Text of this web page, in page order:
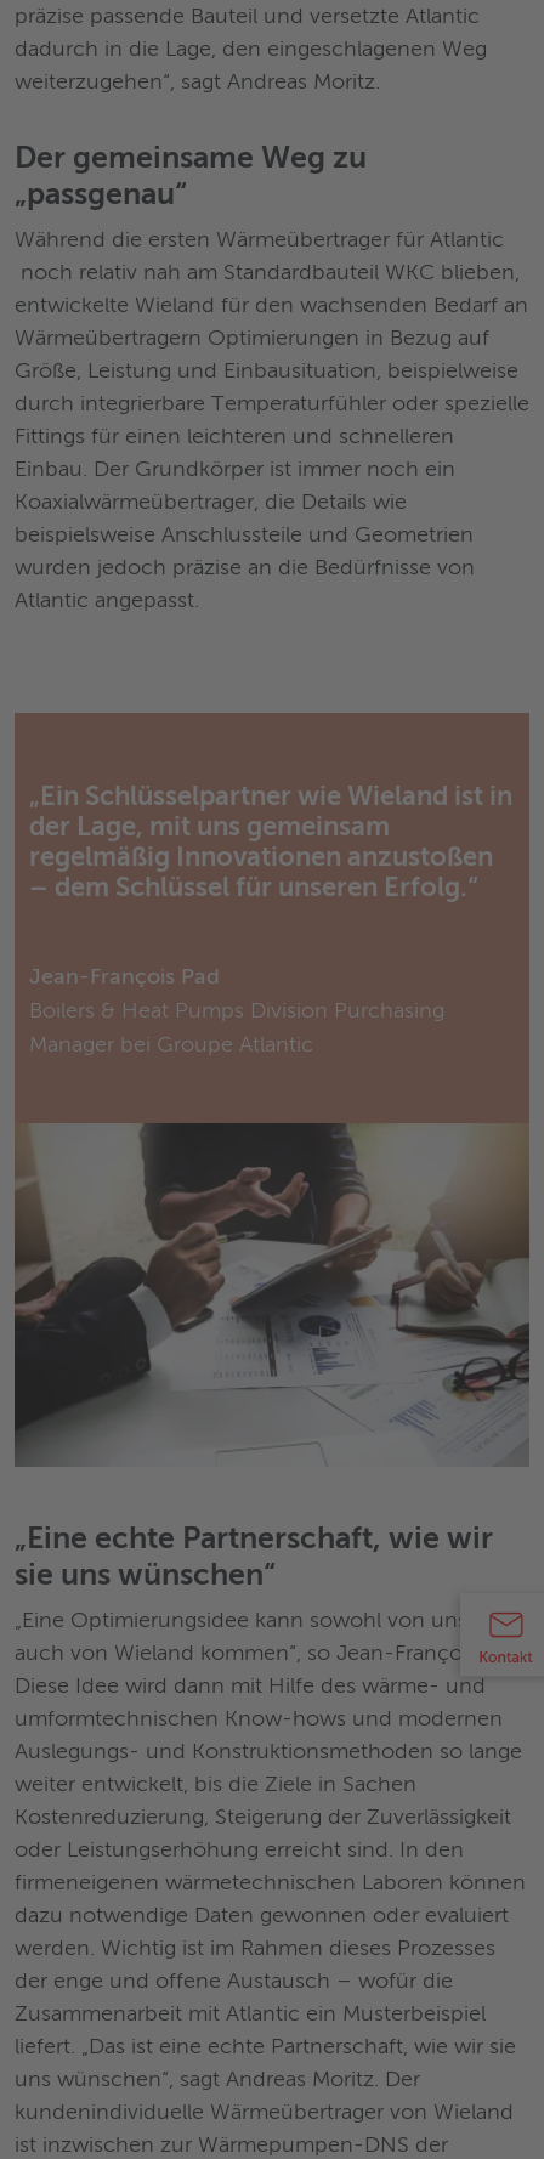
präzise passende Bauteil und versetzte Atlantic
dadurch in die Lage, den eingeschlagenen Weg
weiterzugehen“, sagt Andreas Moritz.
Der gemeinsame Weg zu
„passgenau“
Während die ersten Wärmeübertrager für Atlantic
noch relativ nah am Standardbauteil WKC blieben,
entwickelte Wieland für den wachsenden Bedarf an
Wärmeübertragern Optimierungen in Bezug auf
Größe, Leistung und Einbausituation, beispielweise
durch integrierbare Temperaturfühler oder spezielle
Fittings für einen leichteren und schnelleren
Einbau. Der Grundkörper ist immer noch ein
Koaxialwärmeübertrager, die Details wie
beispielsweise Anschlussteile und Geometrien
wurden jedoch präzise an die Bedürfnisse von
Atlantic angepasst.
„Ein Schlüsselpartner wie Wieland ist in
der Lage, mit uns gemeinsam
regelmäßig Innovationen anzustoßen
– dem Schlüssel für unseren Erfolg.“
Jean-François Pad
Boilers & Heat Pumps Division Purchasing
Manager bei Groupe Atlantic
„Eine echte Partnerschaft, wie wir
sie uns wünschen“
„Eine Optimierungsidee kann sowohl von uns als
auch von Wieland kommen“, so Jean-François Pad.
Diese Idee wird dann mit Hilfe des wärme- und
umformtechnischen Know-hows und modernen
Auslegungs- und Konstruktionsmethoden so lange
weiter entwickelt, bis die Ziele in Sachen
Kostenreduzierung, Steigerung der Zuverlässigkeit
oder Leistungserhöhung erreicht sind. In den
firmeneigenen wärmetechnischen Laboren können
dazu notwendige Daten gewonnen oder evaluiert
werden. Wichtig ist im Rahmen dieses Prozesses
der enge und offene Austausch – wofür die
Zusammenarbeit mit Atlantic ein Musterbeispiel
liefert. „Das ist eine echte Partnerschaft, wie wir sie
uns wünschen“, sagt Andreas Moritz. Der
kundenindividuelle Wärmeübertrager von Wieland
ist inzwischen zur Wärmepumpen-DNS der